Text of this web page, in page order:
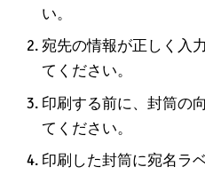
い。
宛先の情報が正しく入
てください。
印刷する前に、封筒の
てください。
印刷した封筒に宛名ラ